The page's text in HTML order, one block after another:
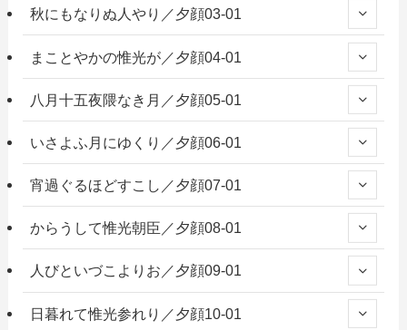
秋にもなりぬ人やり／夕顔03-01
まことやかの惟光が／夕顔04-01
八月十五夜隈なき月／夕顔05-01
いさよふ月にゆくり／夕顔06-01
宵過ぐるほどすこし／夕顔07-01
からうして惟光朝臣／夕顔08-01
人びといづこよりお／夕顔09-01
日暮れて惟光参れり／夕顔10-01